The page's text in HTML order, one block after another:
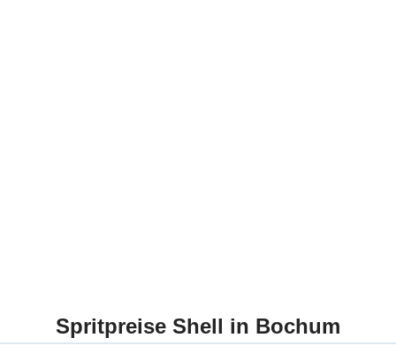
Spritpreise Shell in Bochum